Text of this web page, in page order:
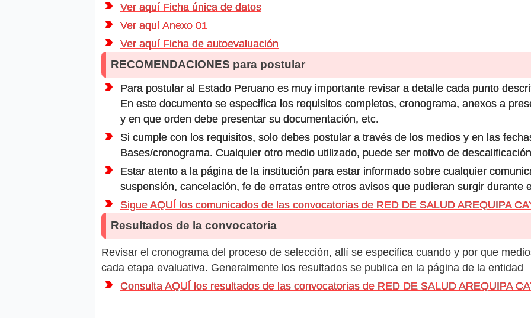
Ver aquí Ficha única de datos
Ver aquí Anexo 01
Ver aquí Ficha de autoevaluación
RECOMENDACIONES para postular
Para postular al Estado Peruano es muy importante revisar a detalle cada punto
En este documento se especifica los requisitos completos, cronograma, anexos a
y en que orden debe presentar su documentación, etc.
Si cumple con los requisitos, solo debes postular a través de los medios y en las
Bases/cronograma. Cualquier otro medio utilizado, puede ser motivo de
Estar atento a la página de la institución para estar informado sobre cualquier
suspensión, cancelación, fe de erratas entre otros avisos que pudieran surgir durante
Sigue AQUÍ los comunicados de las convocatorias de RED DE SALUD AREQUIPA
Resultados de la convocatoria
Revisar el cronograma del proceso de selección, allí se especifica cuando y por que
cada etapa evaluativa. Generalmente los resultados se publica en la página de la entidad
Consulta AQUÍ los resultados de las convocatorias de RED DE SALUD AREQUIPA